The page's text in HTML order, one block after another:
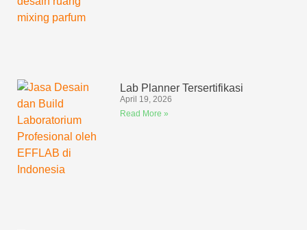
Lab Planner Tersertifikasi
April 19, 2026
Read More »